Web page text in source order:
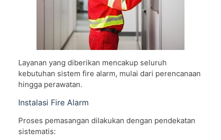
Layanan yang diberikan mencakup seluruh
kebutuhan sistem fire alarm, mulai dari perencanaan
hingga perawatan.
Instalasi Fire Alarm
Proses pemasangan dilakukan dengan pendekatan
sistematis: